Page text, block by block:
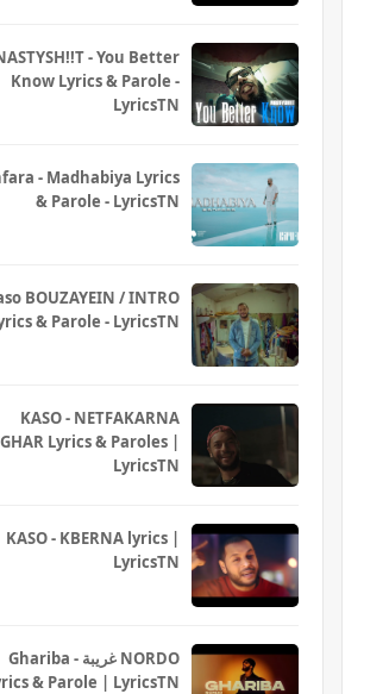
- You Better
Know Lyrics & Parole -
LyricsTN
- Madhabiya Lyrics
& Parole - LyricsTN
BOUZAYEIN / INTRO
& Parole - LyricsTN
KASO - NETFAKARNA
Lyrics & Paroles |
LyricsTN
KASO - KBERNA lyrics |
LyricsTN
Ghariba - غريبة NORDO
& Parole | LyricsTN